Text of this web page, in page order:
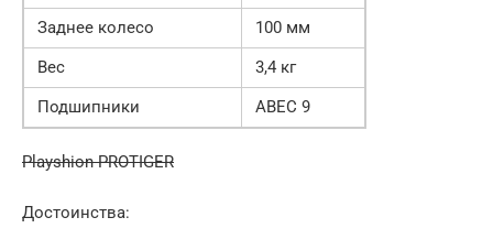
Заднее колесо
100 мм
Вес
3,4 кг
Подшипники
ABEC 9
Playshion PROTIGER
Достоинства: